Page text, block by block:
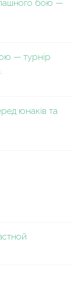
бою —
— турнір
юнаків та